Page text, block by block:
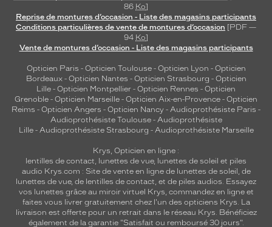
86 Ko]
Reprise de montures d’occasion - Liste des magasins participants
Conditions particulières de vente de montures d’occasion [PDF —
94 Ko]
Vente de montures d’occasion - Liste des magasins participants
Opticien Paris - Opticien Toulouse- Opticien Lyon - Opticien
Bordeaux- Opticien Nantes - Opticien Strasbourg - Opticien
Lille - Opticien Montpellier - Opticien Rennes - Opticien
Grenoble - Opticien Marseille - Opticien Aix-en-Provence - Opticien
Reims - Opticien Angers - Opticien Nancy - Audioprothésiste Paris -
Audioprothésiste Toulouse- Audioprothésiste
Lille- Audioprothésiste Strasbourg - Audioprothésiste Marseille
Krys, Opticien en ligne :
lentilles de contact lunettes de vue, lunettes de soleil et piles
audio Krys.com : Site de vente en ligne de lunettes de soleil, de
lunettes de vue, de lentilles de contact , et de piles audios. Essayez
vos lunettes grâce au miroir virtuel Krys, commandez en ligne et
faites vous livrer gratuitement chez l'un des opticiens Krys. La
livraison est offerte pour un retrait dans le réseau Krys. Bénéficiez
également de la garantie "Satisfait ou remboursé 30 jours".